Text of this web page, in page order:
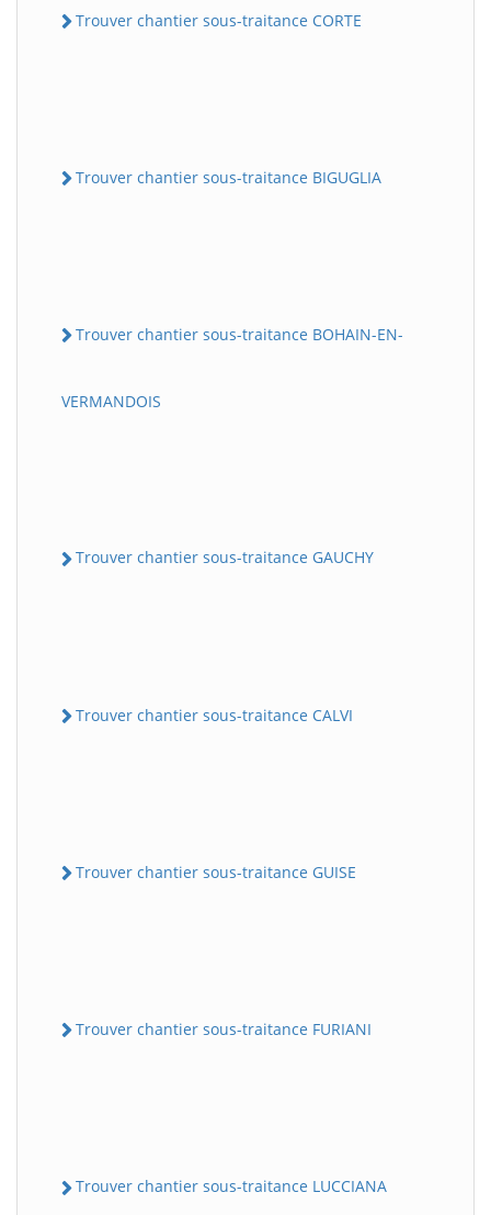
Trouver chantier sous-traitance CORTE
Trouver chantier sous-traitance BIGUGLIA
Trouver chantier sous-traitance BOHAIN-EN-
VERMANDOIS
Trouver chantier sous-traitance GAUCHY
Trouver chantier sous-traitance CALVI
Trouver chantier sous-traitance GUISE
Trouver chantier sous-traitance FURIANI
Trouver chantier sous-traitance LUCCIANA